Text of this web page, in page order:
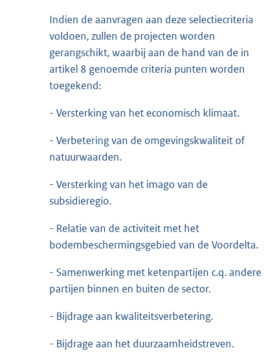
Indien de aanvragen aan deze selectiecriteria
voldoen, zullen de projecten worden
gerangschikt, waarbij aan de hand van de in
artikel 8 genoemde criteria punten worden
toegekend:
- Versterking van het economisch klimaat.
- Verbetering van de omgevingskwaliteit of
natuurwaarden.
- Versterking van het imago van de
subsidieregio.
- Relatie van de activiteit met het
bodembeschermingsgebied van de Voordelta.
- Samenwerking met ketenpartijen c.q. andere
partijen binnen en buiten de sector.
- Bijdrage aan kwaliteitsverbetering.
- Bijdrage aan het duurzaamheidstreven.